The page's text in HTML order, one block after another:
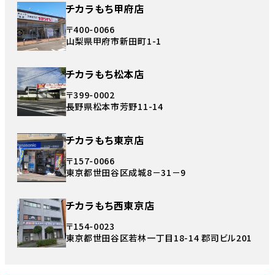
チカラもち甲府店
〒400-0066
山梨県甲府市新田町1-1
チカラもち松本店
〒399-0002
長野県松本市芳野11-14
チカラもち東京店
〒157-0066
東京都世田谷区成城8－31－9
チカラもち西東京店
〒154-0023
東京都世田谷区若林一丁目18-14 郡司ビル201